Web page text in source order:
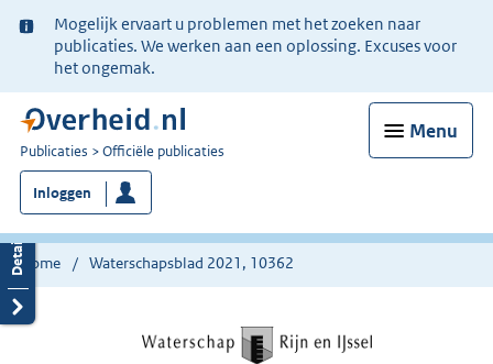
Ter
informatie:
Mogelijk ervaart u problemen met het zoeken naar
publicaties. We werken aan een oplossing. Excuses voor
het ongemak.
Menu
U
bent
nu
hier:
Publicaties Officiële publicaties
Inloggen
Home Waterschapsblad 2021, 10362